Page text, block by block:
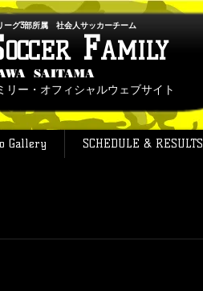
OCCERFAMILY
SAITAMA
リー・オフィシャルウェブサイト
ーグ3部所属 社会人サッカーチーム
Gallery SCHEDULE & RESULTS